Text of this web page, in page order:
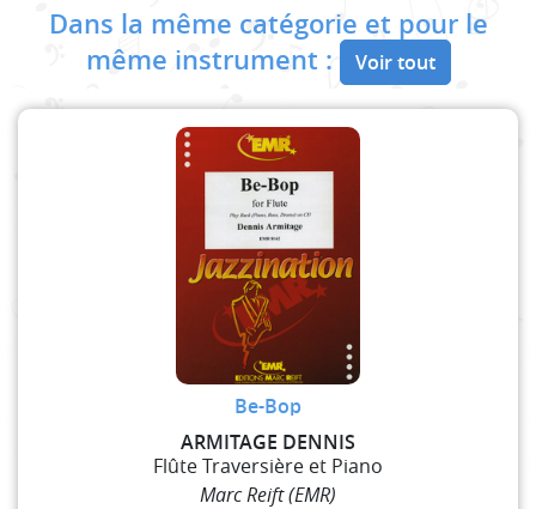
Dans la même catégorie et pour le
même instrument :
Voir tout
Be-Bop
ARMITAGE DENNIS
Flûte Traversière et Piano
Marc Reift (EMR)